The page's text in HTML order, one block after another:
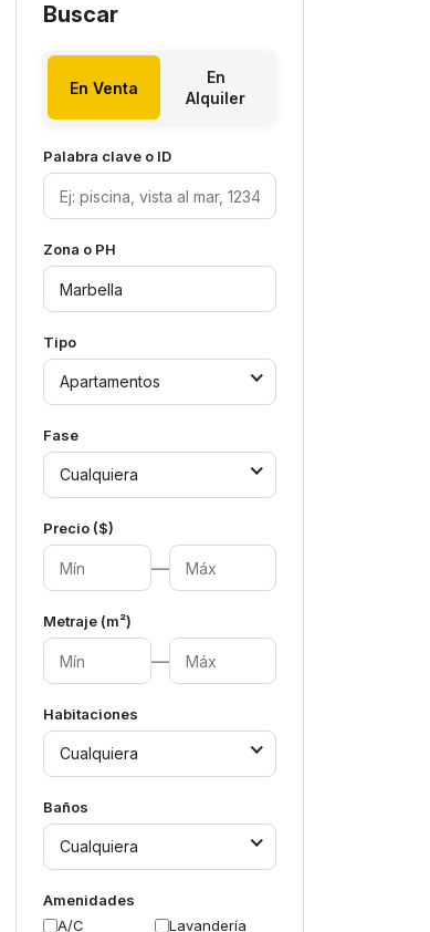
Buscar
En Venta
En
Alquiler
Palabra clave o ID
Zona o PH
Tipo
Apartamentos
Fase
Cualquiera
Precio ($)
—
Metraje (m²)
—
Habitaciones
Cualquiera
Baños
Cualquiera
Amenidades
A/C
Lavandería